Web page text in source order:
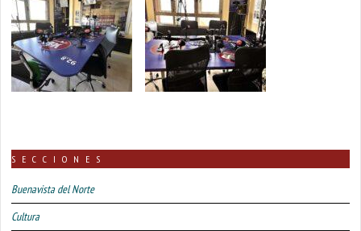
SECCIONES
Buenavista del Norte
Cultura